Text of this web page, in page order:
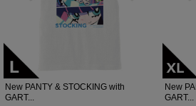
New PANTY & STOCKING with
GART...
New
GART...